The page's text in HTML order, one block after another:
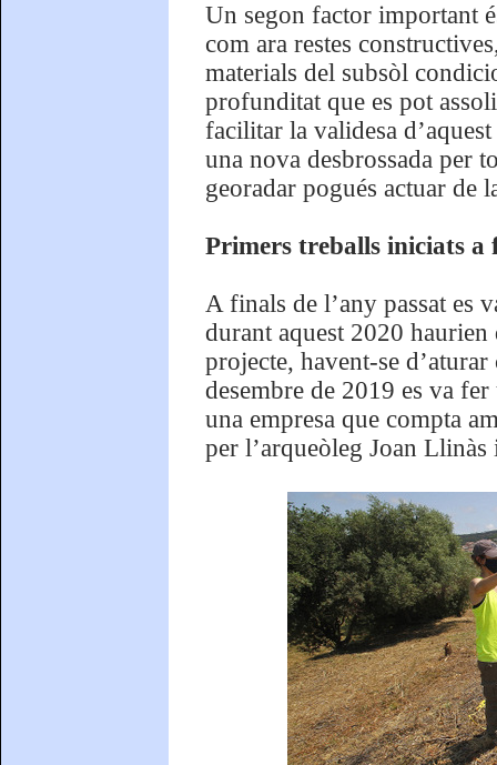
Un segon factor important
com ara restes
materials del subsòl
profunditat que es pot
facilitar la validesa
una nova desbrossada per
georadar pogués actuar de
Primers treballs iniciats a
A finals de l’any passat es
durant aquest 2020 haurien
projecte, havent-se
desembre de 2019 es va
una empresa que compta
per l’arqueòleg Joan Llinàs